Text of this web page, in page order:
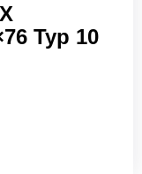
Typ 10